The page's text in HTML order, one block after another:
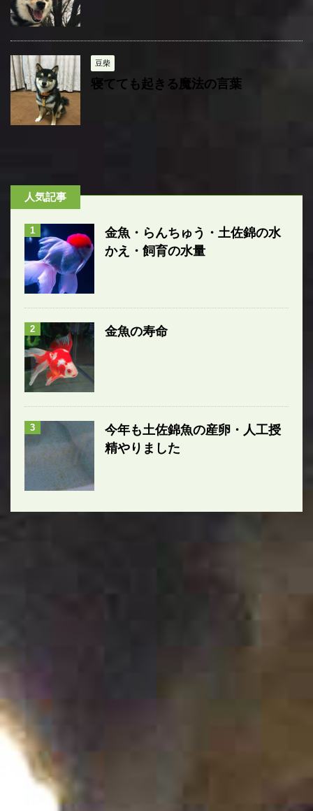
豆柴
寝てても起きる魔法の言葉
人気記事
1
金魚・らんちゅう・土佐錦の水
かえ・飼育の水量
2 金魚の寿命
3
今年も土佐錦魚の産卵・人工授
精やりました